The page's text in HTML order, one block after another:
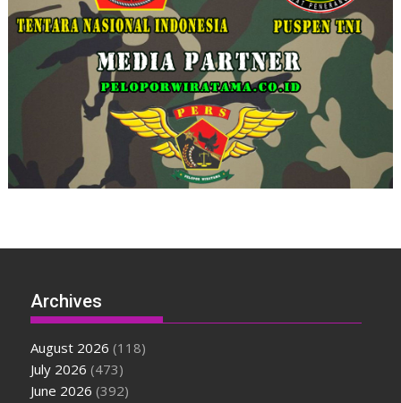
Archives
August 2026 (118)
July 2026 (473)
June 2026 (392)